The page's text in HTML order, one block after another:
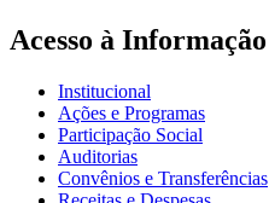
Acesso à Informação
Institucional
Ações e Programas
Participação Social
Auditorias
Convênios e Transferências